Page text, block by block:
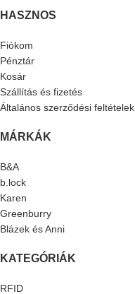
HASZNOS
Fiókom
Pénztár
Kosár
Szállítás és fizetés
Általános szerződési feltételek
MÁRKÁK
B&A
b.lock
Karen
Greenburry
Blázek és Anni
KATEGÓRIÁK
RFID